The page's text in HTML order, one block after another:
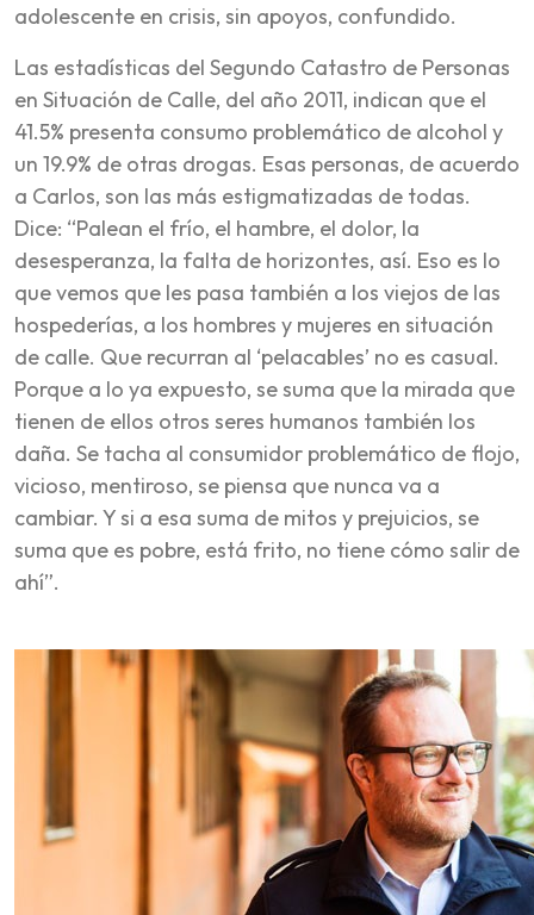
adolescente en crisis, sin apoyos, confundido.
Las estadísticas del Segundo Catastro de Personas
en Situación de Calle, del año 2011, indican que el
41.5% presenta consumo problemático de alcohol y
un 19.9% de otras drogas. Esas personas, de acuerdo
a Carlos, son las más estigmatizadas de todas.
Dice: “Palean el frío, el hambre, el dolor, la
desesperanza, la falta de horizontes, así. Eso es lo
que vemos que les pasa también a los viejos de las
hospederías, a los hombres y mujeres en situación
de calle. Que recurran al ‘pelacables’ no es casual.
Porque a lo ya expuesto, se suma que la mirada que
tienen de ellos otros seres humanos también los
daña. Se tacha al consumidor problemático de flojo,
vicioso, mentiroso, se piensa que nunca va a
cambiar. Y si a esa suma de mitos y prejuicios, se
suma que es pobre, está frito, no tiene cómo salir de
ahí”.